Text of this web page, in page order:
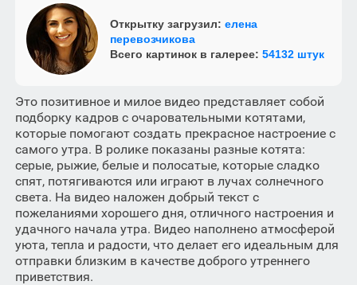
Открытку загрузил: елена
перевозчикова
Всего картинок в галерее: 54132 штук
Это позитивное и милое видео представляет собой
подборку кадров с очаровательными котятами,
которые помогают создать прекрасное настроение с
самого утра. В ролике показаны разные котята:
серые, рыжие, белые и полосатые, которые сладко
спят, потягиваются или играют в лучах солнечного
света. На видео наложен добрый текст с
пожеланиями хорошего дня, отличного настроения и
удачного начала утра. Видео наполнено атмосферой
уюта, тепла и радости, что делает его идеальным для
отправки близким в качестве доброго утреннего
приветствия.